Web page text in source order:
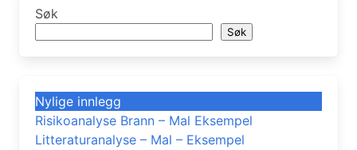
Søk
Søk
Nylige innlegg
Risikoanalyse Brann – Mal Eksempel
Litteraturanalyse – Mal – Eksempel